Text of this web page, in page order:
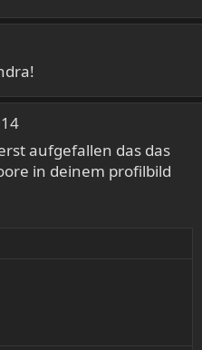
aufgefallen das das
in deinem profilbild